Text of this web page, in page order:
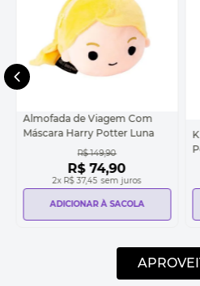
Almofada de Viagem Com
Máscara Harry Potter Luna
R$ 149,90
R$ 74,90
2x R$ 37,45 sem juros
ADICIONAR À SACOLA